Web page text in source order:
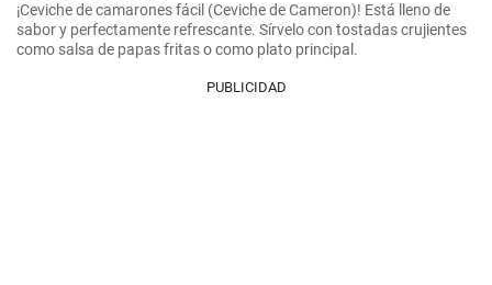
¡Ceviche de camarones fácil (Ceviche de Cameron)! Está lleno de
sabor y perfectamente refrescante. Sírvelo con tostadas crujientes
como salsa de papas fritas o como plato principal.
PUBLICIDAD